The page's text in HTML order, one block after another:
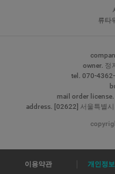
류타
owner. 정
tel. 070-
mail order
address. [02622] 서울특별
이용약관 개인정